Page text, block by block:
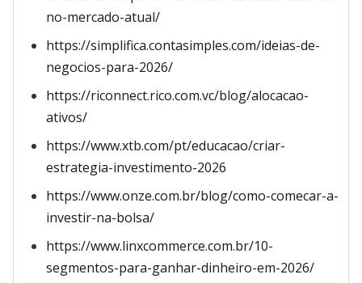
no-mercado-atual/
https://simplifica.contasimples.com/ideias-de-
negocios-para-2026/
https://riconnect.rico.com.vc/blog/alocacao-
ativos/
https://www.xtb.com/pt/educacao/criar-
estrategia-investimento-2026
https://www.onze.com.br/blog/como-comecar-a-
investir-na-bolsa/
https://www.linxcommerce.com.br/10-
segmentos-para-ganhar-dinheiro-em-2026/